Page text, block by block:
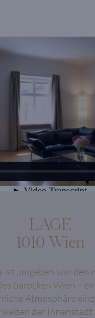
LAGE
1010 Wien
ist umgeben von den
barocken Wien –
Atmosphäre
der Innenstadt